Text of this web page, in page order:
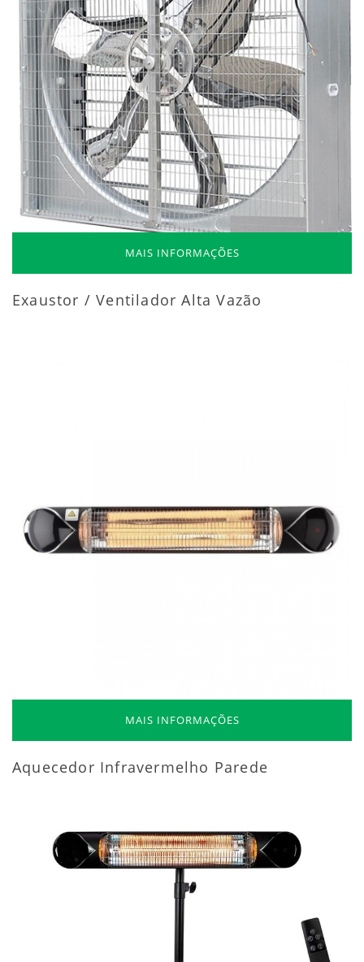
MAIS INFORMAÇÕES
Exaustor / Ventilador Alta Vazão
MAIS INFORMAÇÕES
Aquecedor Infravermelho Parede